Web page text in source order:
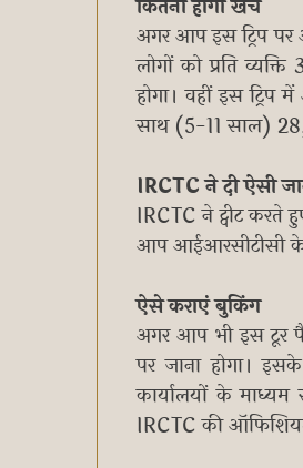
कितना होगा खर्च
अगर आप इस ट्रिप
लोगों को प्रति
होगा। वहीं इस
साथ (5-11 साल)
IRCTC ने दी ऐसी
IRCTC ने ट्वीट करते
आप आईआरसीटीसी
ऐसे कराएं बुकिंग
अगर आप भी इस टूर
पर जाना होगा।
कार्यालयों के
IRCTC की